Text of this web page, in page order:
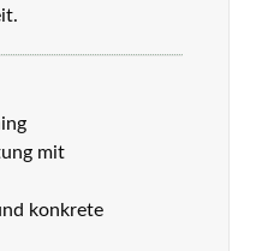
mit
konkrete